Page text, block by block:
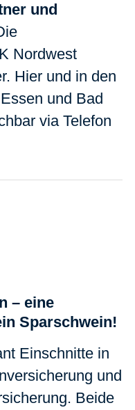
und
Nordwest
Hier und in den
und Bad
via Telefon
– eine
Sparschwein!
Einschnitte in
und
Beide